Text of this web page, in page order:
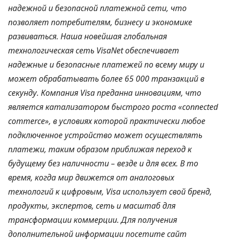
надежной и безопасной платежной сети, что
позволяет потребителям, бизнесу и экономике
развиваться. Наша новейшая глобальная
технологическая сеть VisaNet обеспечивает
надежные и безопасные платежей по всему миру и
может обрабатывать более 65 000 транзакций в
секунду. Компания Visa преданна инновациям, что
является катализатором быстрого роста «connected
commerce», в условиях которой практически любое
подключенное устройство может осуществлять
платежи, таким образом приближая переход к
будущему без наличности – везде и для всех. В то
время, когда мир движется от аналоговых
технологий к цифровым, Visa использует свой бренд,
продукты, экспертов, сеть и масштаб для
трансформации коммерции. Для получения
дополнительной информации посетите сайт